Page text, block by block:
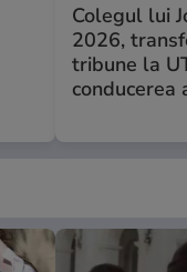
Colegul lui
2026,
tribune la
conducerea